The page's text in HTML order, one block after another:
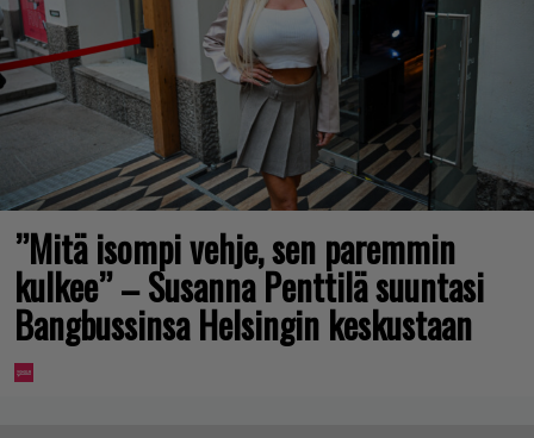
”Mitä isompi vehje, sen paremmin
kulkee” – Susanna Penttilä suuntasi
Bangbussinsa Helsingin keskustaan